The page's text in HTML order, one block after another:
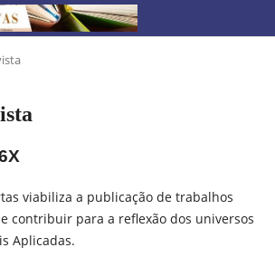
viabiliza a publicação de trabalhos
contribuir para a reflexão dos universos
Aplicadas.